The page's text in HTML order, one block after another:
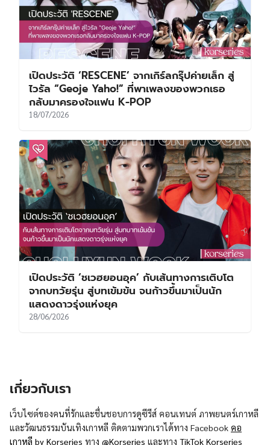
เปิดประวัติ ‘RESCENE’ จากเกิร์ลกรุ๊ปค่ายเล็ก สู่
ไวรัล “Geoje Yaho!” ที่พาเพลงของพวกเธอ
กลับมาครองใจแฟน K-POP
18/07/2026
เปิดประวัติ ‘ชเวฮยอนอุค’ กับเส้นทางการเติบโต
จากบทวัยรุ่น สู่บทเข้มข้น จนก้าวขึ้นมาเป็นนัก
แสดงดาวรุ่งแห่งยุค
28/06/2026
เกี่ยวกับเรา
เว็บไซต์ของคนที่รักและชื่นชอบการดูซีรีส์ คอนเทนต์ ภาพยนตร์เกาหลี
และวัฒนธรรมบันเทิงเกาหลี ติดตามพวกเราได้ทาง Facebook คอ
เกาหลี by Korseries ทาง @Korseries และทาง TikTok Korseries